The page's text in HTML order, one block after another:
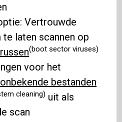
Vertrouwde
laten scannen op
(boot sector viruses)
voor het
bestanden
cleaning) uit als
scan